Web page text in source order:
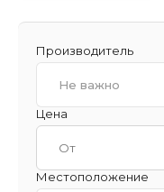
Производитель
Не важно
Цена
Местоположение